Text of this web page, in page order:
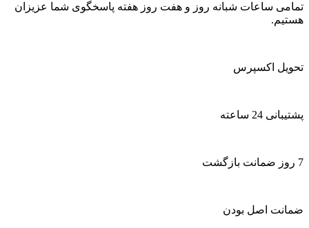
تمامی ساعات شبانه روز و هفت روز هفته پاسخگوی شما عزیزان
هستیم.
تحویل اکسپرس
پشتیبانی 24 ساعته
7 روز ضمانت بازگشت
ضمانت اصل بودن